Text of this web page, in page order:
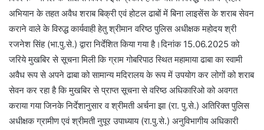
अभियान के तहत अवैध शराब बिक्री एवं होटल ढाबों में बिना लाइसेंस के शराब सेवन
कराने वाले के विरुद्ध कार्यवाही हेतु श्रीमान वरिष्ठ पुलिस अधीक्षक महोदय श्री
रजनेश सिंह (भा.पु.से.) द्वारा निर्देशित किया गया है।दिनांक 15.06.2025 को
जरिये मुखबिर से सूचना मिली कि ग्राम गोबरिपाठ स्थित महामाया ढाबा का स्वामी
अवैध रूप से अपने ढाबा को सामान्य मदिरालय के रूप में उपयोग कर लोगों को शराब
सेवन कर रहा है कि मुखबिर से प्राप्त सूचना से वरिष्ठ अधिकारिओ को अवगत
कराया गया जिनके निर्देशानुसार व श्रीमती अर्चना झा (रा. पु.से.) अतिरिक्त पुलिस
अधीक्षक ग्रामीण एवं श्रीमती नुपूर उपाध्याय (रा.पु.से.) अनुविभागीय अधिकारी